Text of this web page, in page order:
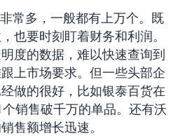
常多，一般都有上万个。既
也要时刻盯着财务和利润。
度的数据，难以快速查询到
上市场要求。但一些头部企
做的很好，比如银泰百货在
销售破千万的单品。还有沃
售额增长迅速。